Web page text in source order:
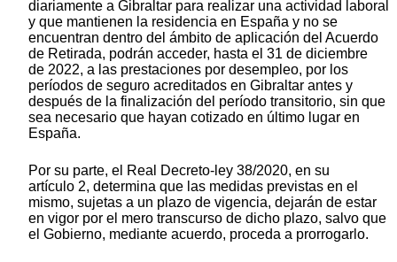
diariamente a Gibraltar para realizar una actividad laboral
y que mantienen la residencia en España y no se
encuentran dentro del ámbito de aplicación del Acuerdo
de Retirada, podrán acceder, hasta el 31 de diciembre
de 2022, a las prestaciones por desempleo, por los
períodos de seguro acreditados en Gibraltar antes y
después de la finalización del período transitorio, sin que
sea necesario que hayan cotizado en último lugar en
España.
Por su parte, el Real Decreto-ley 38/2020, en su
artículo 2, determina que las medidas previstas en el
mismo, sujetas a un plazo de vigencia, dejarán de estar
en vigor por el mero transcurso de dicho plazo, salvo que
el Gobierno, mediante acuerdo, proceda a prorrogarlo.